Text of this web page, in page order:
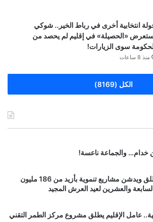
انتخابية أخرى في رباط الخير.. شوكي
«الحصيلة» في إقليم لم يحصد من
سوى الزيارات!
منذ 8 ساعات
الكل (8169)
خدام… والجماعة ناعسة!
عامل إقليم صفرو يطلق ويدشن مشاريع تنموية بأزيد من 186 مليون
والعشرين لعيد العرش المجيد
عامل الإقليم يطلق مشروع مركز الطمر التقني